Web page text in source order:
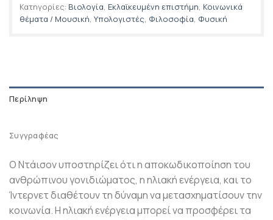
Κατηγορίες: Βιολογία Εκλαϊκευμένη επιστήμη Κοινωνικά
θέματα / Μουσική Υπολογιστές Φιλοσοφία Φυσική
Περίληψη
Συγγραφέας
O Nτάισον υποστηρίζει ότι η αποκωδικοποίηση του
ανθρώπινου γονιδιώματος, η ηλιακή ενέργεια, και το
Ίντερνετ διαθέτουν τη δύναμη να μετασχηματίσουν την
κοινωνία. H ηλιακή ενέργεια μπορεί να προσφέρει τα